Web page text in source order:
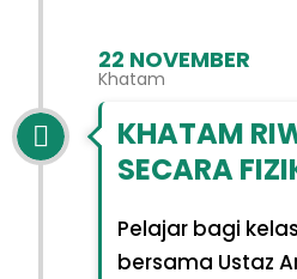
22 NOVEMBER
Khatam
KHATAM
SECARA
Pelajar bagi
bersama Ustaz